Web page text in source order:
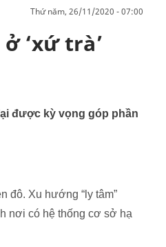
thứ năm, 26/11/2020 - 07:00
‘xứ trà’
được kỳ vọng góp phần
đô. Xu hướng “ly tâm”
nơi có hệ thống cơ sở hạ